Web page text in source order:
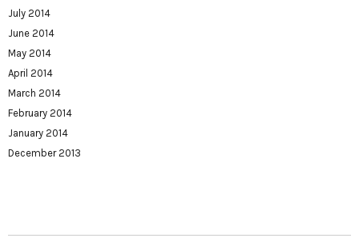
July 2014
June 2014
May 2014
April 2014
March 2014
February 2014
January 2014
December 2013